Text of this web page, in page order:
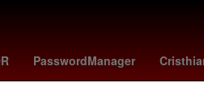
PasswordManager
Achraf Hakimi España